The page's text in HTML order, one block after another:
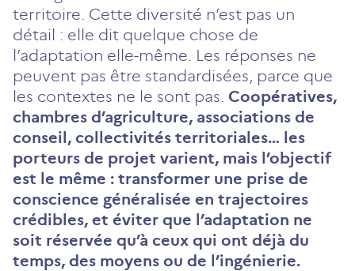
territoire. Cette diversité n’est pas un
détail : elle dit quelque chose de
l’adaptation elle-même. Les réponses ne
peuvent pas être standardisées, parce que
les contextes ne le sont pas. Coopératives,
chambres d’agriculture, associations de
conseil, collectivités territoriales… les
porteurs de projet varient, mais l’objectif
est le même : transformer une prise de
conscience généralisée en trajectoires
crédibles, et éviter que l’adaptation ne
soit réservée qu’à ceux qui ont déjà du
temps, des moyens ou de l’ingénierie.